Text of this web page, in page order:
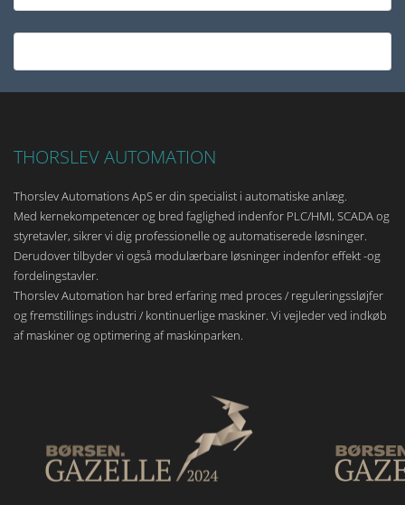
THORSLEV AUTOMATION
Thorslev Automations ApS er din specialist i automatiske anlæg.
Med kernekompetencer og bred faglighed indenfor PLC/HMI, SCADA og
styretavler, sikrer vi dig professionelle og automatiserede løsninger.
Derudover tilbyder vi også modulærbare løsninger indenfor effekt -og
fordelingstavler.
Thorslev Automation har bred erfaring med proces / reguleringssløjfer
og fremstillings industri / kontinuerlige maskiner. Vi vejleder ved indkøb
af maskiner og optimering af maskinparken.